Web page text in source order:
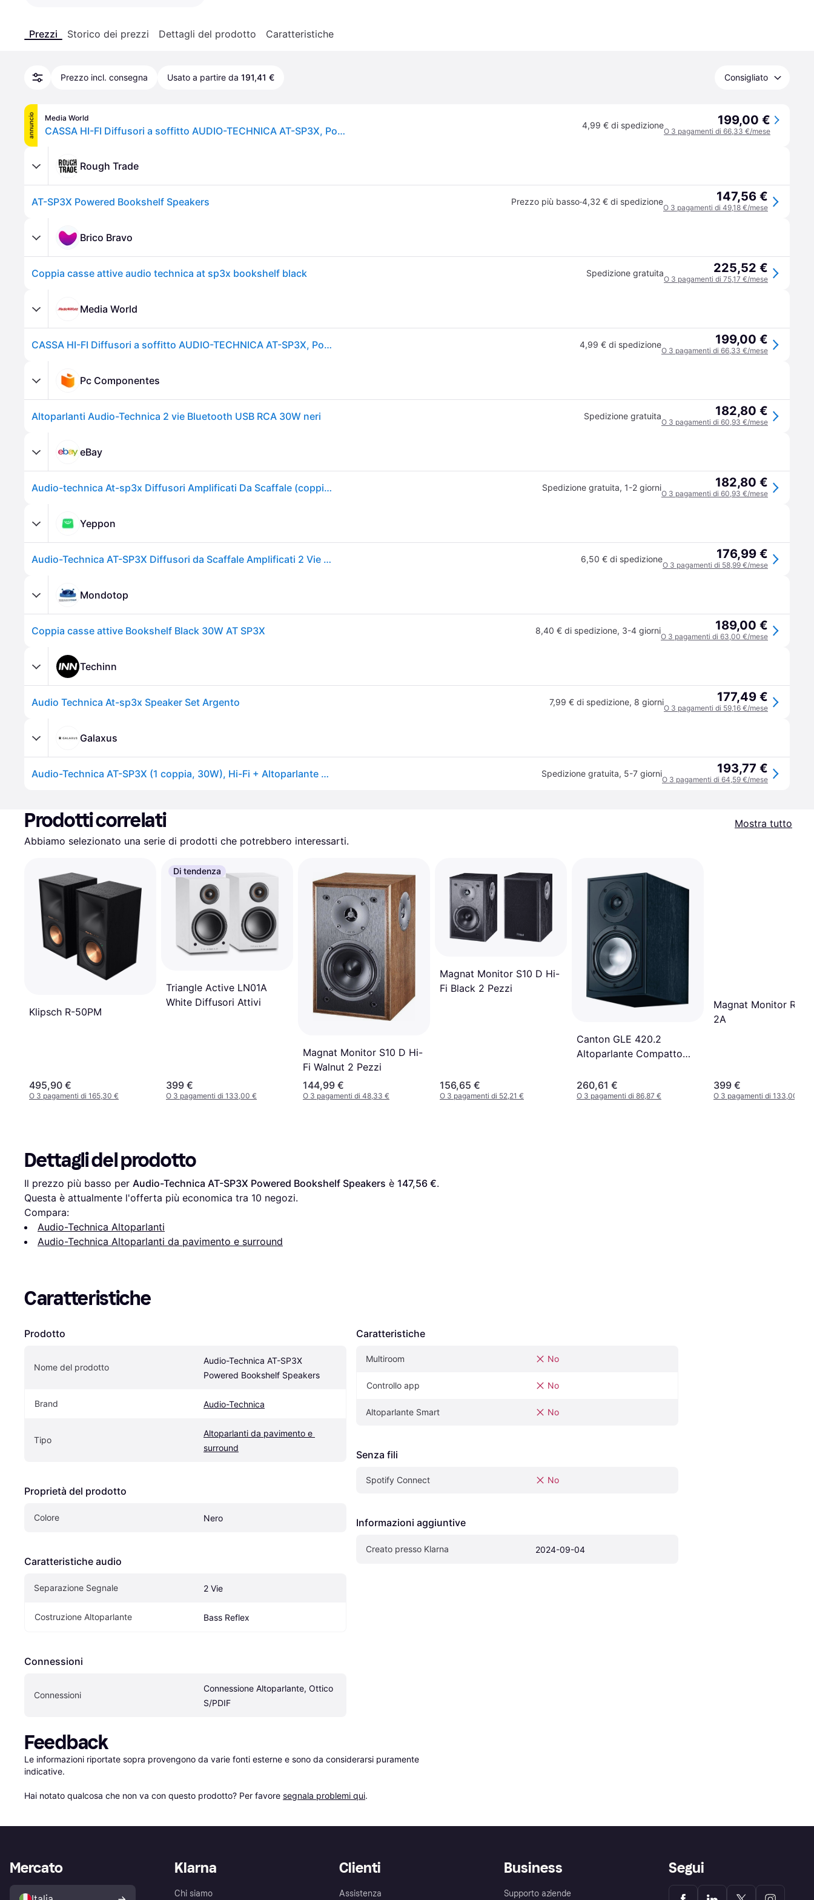
Prezzi Storico dei prezzi Dettagli del prodotto Caratteristiche
Prezzo incl. consegna Usato a partire da 191,41 € Consigliato
annuncio Media World
CASSA HI-FI Diffusori a soffitto AUDIO-TECHNICA AT-SP3X, Potenza totale 30, Numero di casse 2, NERO 4,99 € di spedizione 199,00 €
O 3 pagamenti di 66,33 €/mese
Rough Trade
AT-SP3X Powered Bookshelf Speakers Prezzo più basso·4,32 € di spedizione 147,56 €
O 3 pagamenti di 49,18 €/mese
Brico Bravo
Coppia casse attive audio technica at sp3x bookshelf black Spedizione gratuita 225,52 €
O 3 pagamenti di 75,17 €/mese
Media World
CASSA HI-FI Diffusori a soffitto AUDIO-TECHNICA AT-SP3X, Potenza totale 30, Numero di casse 2, NERO 4,99 € di spedizione 199,00 €
O 3 pagamenti di 66,33 €/mese
Pc Componentes
Altoparlanti Audio-Technica 2 vie Bluetooth USB RCA 30W neri Spedizione gratuita 182,80 €
O 3 pagamenti di 60,93 €/mese
eBay
Audio-technica At-sp3x Diffusori Amplificati Da Scaffale (coppia) Con Bluetooth Spedizione gratuita, 1-2 giorni 182,80 €
O 3 pagamenti di 60,93 €/mese
Yeppon
Audio-Technica AT-SP3X Diffusori da Scaffale Amplificati 2 Vie Bluetooth 5.3 30 W RCA colore Nero 6,50 € di spedizione 176,99 €
O 3 pagamenti di 58,99 €/mese
Mondotop
Coppia casse attive Bookshelf Black 30W AT SP3X 8,40 € di spedizione, 3-4 giorni 189,00 €
O 3 pagamenti di 63,00 €/mese
Techinn
Audio Technica At-sp3x Speaker Set Argento 7,99 € di spedizione, 8 giorni 177,49 €
O 3 pagamenti di 59,16 €/mese
Galaxus
Audio-Technica AT-SP3X (1 coppia, 30W), Hi-Fi + Altoparlante home cinema, Nero Spedizione gratuita, 5-7 giorni 193,77 €
O 3 pagamenti di 64,59 €/mese
Prodotti correlati
Mostra tutto
Abbiamo selezionato una serie di prodotti che potrebbero interessarti.
Klipsch R-50PM
495,90 €
O 3 pagamenti di 165,30 €
Di tendenza
Triangle Active LN01A
White Diffusori Attivi
399 €
O 3 pagamenti di 133,00 €
Magnat Monitor S10 D Hi-
Fi Walnut 2 Pezzi
144,99 €
O 3 pagamenti di 48,33 €
Magnat Monitor S10 D Hi-
Fi Black 2 Pezzi
156,65 €
O 3 pagamenti di 52,21 €
Canton GLE 420.2
Altoparlante Compatto
260,61 €
O 3 pagamenti di 86,87 €
Magnat Monitor
2A
399 €
O 3 pagamenti di 133,00 €
Dettagli del prodotto
Il prezzo più basso per Audio-Technica AT-SP3X Powered Bookshelf Speakers è 147,56 €.
Questa è attualmente l'offerta più economica tra 10 negozi.
Compara:
Audio-Technica Altoparlanti
Audio-Technica Altoparlanti da pavimento e surround
Caratteristiche
Prodotto
Nome del prodotto
Audio-Technica AT-SP3X
Powered Bookshelf Speakers
Brand Audio-Technica
Tipo
Altoparlanti da pavimento e
surround
Proprietà del prodotto
Colore Nero
Caratteristiche audio
Separazione Segnale 2 Vie
Costruzione Altoparlante Bass Reflex
Connessioni
Connessioni
Connessione Altoparlante, Ottico
S/PDIF
Caratteristiche
Multiroom No
Controllo app No
Altoparlante Smart No
Senza fili
Spotify Connect No
Informazioni aggiuntive
Creato presso Klarna 2024-09-04
Feedback
Le informazioni riportate sopra provengono da varie fonti esterne e sono da considerarsi puramente
indicative.
Hai notato qualcosa che non va con questo prodotto? Per favore segnala problemi qui.
Klarna
Chi siamo
Clienti
Assistenza
Business
Supporto aziende
Mercato Segui